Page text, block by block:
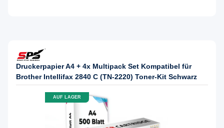
Druckerpapier A4 + 4x Multipack Set Kompatibel für
Brother Intellifax 2840 C (TN-2220) Toner-Kit Schwarz
AUF LAGER